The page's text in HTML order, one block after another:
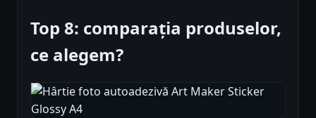
Top 8: comparația produselor,
ce alegem?